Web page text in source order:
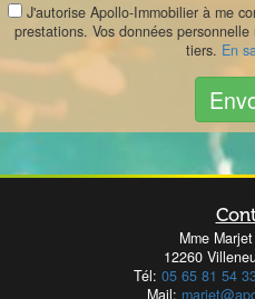
J'autorise Apollo-Immobilier à me
prestations. Vos données personnelle
tiers. En
Mme
12260
Tél: 05 65 81 54
Mail: